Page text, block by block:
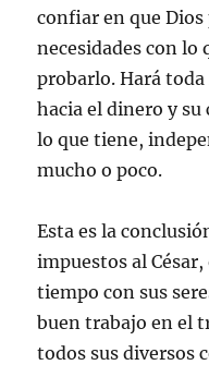
confiar en que
necesidades con lo
probarlo. Hará
hacia el dinero y su
lo que tiene,
mucho o poco.
Esta es la
impuestos al
tiempo con sus
buen trabajo en el
todos sus diversos